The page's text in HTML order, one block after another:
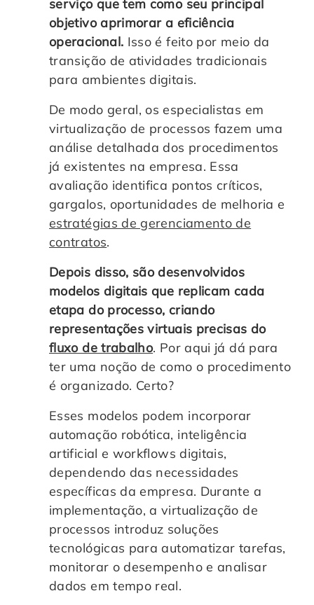
serviço que tem como seu principal
objetivo aprimorar a eficiência
operacional. Isso é feito por meio da
transição de atividades tradicionais
para ambientes digitais.
De modo geral, os especialistas em
virtualização de processos fazem uma
análise detalhada dos procedimentos
já existentes na empresa. Essa
avaliação identifica pontos críticos,
gargalos, oportunidades de melhoria e
estratégias de gerenciamento de
contratos.
Depois disso, são desenvolvidos
modelos digitais que replicam cada
etapa do processo, criando
representações virtuais precisas do
fluxo de trabalho. Por aqui já dá para
ter uma noção de como o procedimento
é organizado. Certo?
Esses modelos podem incorporar
automação robótica, inteligência
artificial e workflows digitais,
dependendo das necessidades
específicas da empresa. Durante a
implementação, a virtualização de
processos introduz soluções
tecnológicas para automatizar tarefas,
monitorar o desempenho e analisar
dados em tempo real.